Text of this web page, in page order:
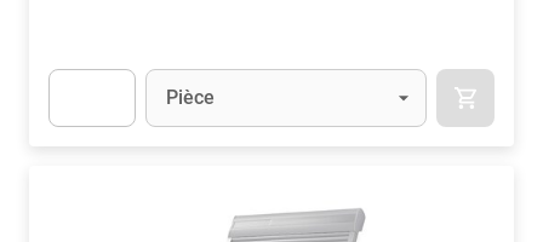
Unité
Pièce